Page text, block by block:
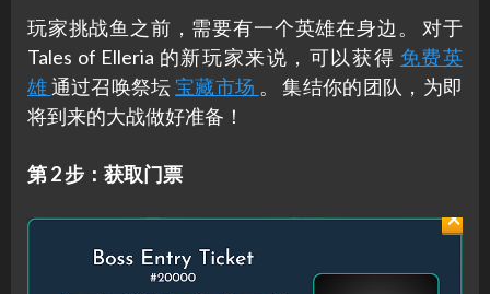
玩家挑战鱼之前，需要有一个英雄在身边。 对于
Tales of Elleria 的新玩家来说，可以获得 免费英
雄通过召唤祭坛 宝藏市场 。 集结你的团队，为即
将到来的大战做好准备！
第 2 步：获取门票